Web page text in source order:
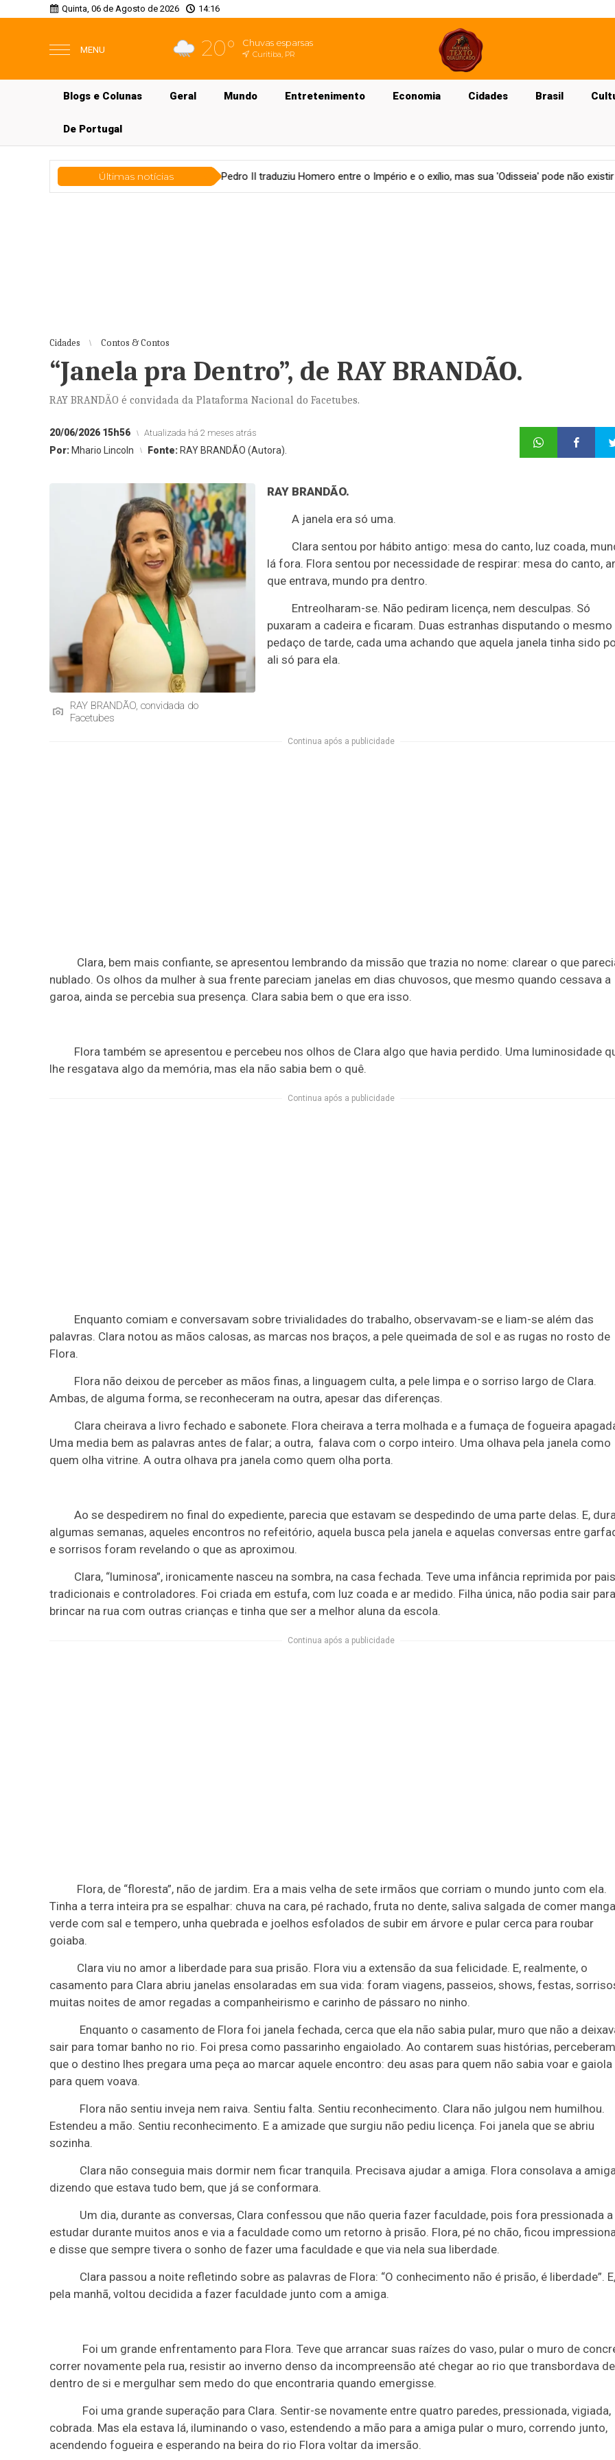
Quinta, 06 de Agosto de 2026 14:16
MENU 20° Chuvas esparsas
Curitiba, PR
Blogs e Colunas Geral Mundo Entretenimento Economia Cidades Brasil
De Portugal
Últimas notícias
Dom Pedro II traduziu Homero entre o Império e o exílio, mas sua 'Odisseia' pode não existir como obra completa
Cidades Contos & Contos
“Janela pra Dentro”, de RAY BRANDÃO.
RAY BRANDÃO é convidada da Plataforma Nacional do Facetubes.
20/06/2026 15h56 Atualizada há 2 meses atrás
Por: Mhario Lincoln Fonte: RAY BRANDÃO (Autora).
RAY BRANDÃO, convidada do
Facetubes
RAY BRANDÃO.
A janela era só uma.
Clara sentou por hábito antigo: mesa do canto, luz coada,
lá fora. Flora sentou por necessidade de respirar: mesa do canto, ar
que entrava, mundo pra dentro.
Continua após a publicidade
Entreolharam-se. Não pediram licença, nem desculpas. Só
puxaram a cadeira e ficaram. Duas estranhas disputando o mesmo
pedaço de tarde, cada uma achando que aquela janela tinha sido
ali só para ela.
Clara, bem mais confiante, se apresentou lembrando da missão que trazia no nome: clarear o que
nublado. Os olhos da mulher à sua frente pareciam janelas em dias chuvosos, que mesmo quando cessava a
garoa, ainda se percebia sua presença. Clara sabia bem o que era isso.
Flora também se apresentou e percebeu nos olhos de Clara algo que havia perdido. Uma luminosidade
lhe resgatava algo da memória, mas ela não sabia bem o quê.
Continua após a publicidade
Enquanto comiam e conversavam sobre trivialidades do trabalho, observavam-se e liam-se além das
palavras. Clara notou as mãos calosas, as marcas nos braços, a pele queimada de sol e as rugas no rosto de
Flora.
Flora não deixou de perceber as mãos finas, a linguagem culta, a pele limpa e o sorriso largo de Clara.
Ambas, de alguma forma, se reconheceram na outra, apesar das diferenças.
Clara cheirava a livro fechado e sabonete. Flora cheirava a terra molhada e a fumaça de fogueira
Uma media bem as palavras antes de falar; a outra, falava com o corpo inteiro. Uma olhava pela janela como
quem olha vitrine. A outra olhava pra janela como quem olha porta.
Ao se despedirem no final do expediente, parecia que estavam se despedindo de uma parte delas. E,
algumas semanas, aqueles encontros no refeitório, aquela busca pela janela e aquelas conversas entre
e sorrisos foram revelando o que as aproximou.
Clara, “luminosa”, ironicamente nasceu na sombra, na casa fechada. Teve uma infância reprimida por pais
tradicionais e controladores. Foi criada em estufa, com luz coada e ar medido. Filha única, não podia sair para
brincar na rua com outras crianças e tinha que ser a melhor aluna da escola.
Continua após a publicidade
Flora, de “floresta”, não de jardim. Era a mais velha de sete irmãos que corriam o mundo junto com ela.
Tinha a terra inteira pra se espalhar: chuva na cara, pé rachado, fruta no dente, saliva salgada de comer manga
verde com sal e tempero, unha quebrada e joelhos esfolados de subir em árvore e pular cerca para roubar
goiaba.
Clara viu no amor a liberdade para sua prisão. Flora viu a extensão da sua felicidade. E, realmente, o
casamento para Clara abriu janelas ensolaradas em sua vida: foram viagens, passeios, shows, festas,
muitas noites de amor regadas a companheirismo e carinho de pássaro no ninho.
Enquanto o casamento de Flora foi janela fechada, cerca que ela não sabia pular, muro que não a
sair para tomar banho no rio. Foi presa como passarinho engaiolado. Ao contarem suas histórias, perceberam
que o destino lhes pregara uma peça ao marcar aquele encontro: deu asas para quem não sabia voar e gaiola
para quem voava.
Flora não sentiu inveja nem raiva. Sentiu falta. Sentiu reconhecimento. Clara não julgou nem humilhou.
Estendeu a mão. Sentiu reconhecimento. E a amizade que surgiu não pediu licença. Foi janela que se abriu
sozinha.
Clara não conseguia mais dormir nem ficar tranquila. Precisava ajudar a amiga. Flora consolava a
dizendo que estava tudo bem, que já se conformara.
Um dia, durante as conversas, Clara confessou que não queria fazer faculdade, pois fora pressionada a
estudar durante muitos anos e via a faculdade como um retorno à prisão. Flora, pé no chão, ficou
e disse que sempre tivera o sonho de fazer uma faculdade e que via nela sua liberdade.
Clara passou a noite refletindo sobre as palavras de Flora: “O conhecimento não é prisão, é liberdade”. E,
pela manhã, voltou decidida a fazer faculdade junto com a amiga.
Foi um grande enfrentamento para Flora. Teve que arrancar suas raízes do vaso, pular o muro de
correr novamente pela rua, resistir ao inverno denso da incompreensão até chegar ao rio que transbordava de
dentro de si e mergulhar sem medo do que encontraria quando emergisse.
Foi uma grande superação para Clara. Sentir-se novamente entre quatro paredes, pressionada, vigiada,
cobrada. Mas ela estava lá, iluminando o vaso, estendendo a mão para a amiga pular o muro, correndo junto,
acendendo fogueira e esperando na beira do rio Flora voltar da imersão.